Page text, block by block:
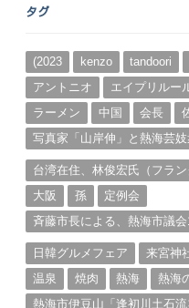
カ
ブ
タグ
(2023 kenzo tandoori
アントニオ
エイプリルー
ラーメン
中国 会長
写真家「山岸伸」と熱海芸
台湾在住、林俊宏氏（フラ
大阪
孫
定例会
斉藤市長による、熱海市議
日韓グルメフェア
来宮神
温泉
焼肉 熱海
熱海
熱海市伊豆山「逢初川土石